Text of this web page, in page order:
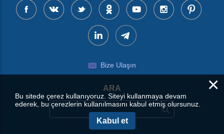
Bize Ulaşın
ARA ×
Bu sitede çerez kullanıyoruz. Siteyi kullanmaya devam
ederek, bu çerezlerin kullanılmasını kabul etmiş olursunuz.
Kabul et